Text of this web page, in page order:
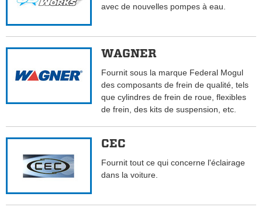
avec de nouvelles pompes à eau.
WAGNER
Fournit sous la marque Federal Mogul
des composants de frein de qualité, tels
que cylindres de frein de roue, flexibles
de frein, des kits de suspension, etc.
CEC
Fournit tout ce qui concerne l'éclairage
dans la voiture.